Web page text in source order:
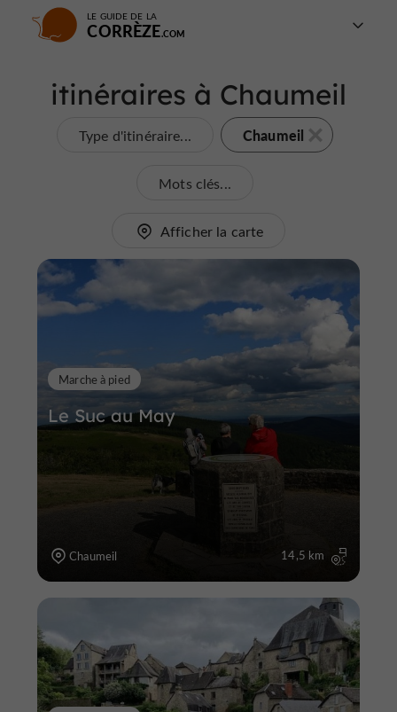
LE GUIDE DE LA
CORRÈZE
itinéraires à Chaumeil
Type d'itinéraire... Chaumeil
Mots clés...
Afficher la carte
Le Suc au May
Marche à pied
Chaumeil 14,5 km